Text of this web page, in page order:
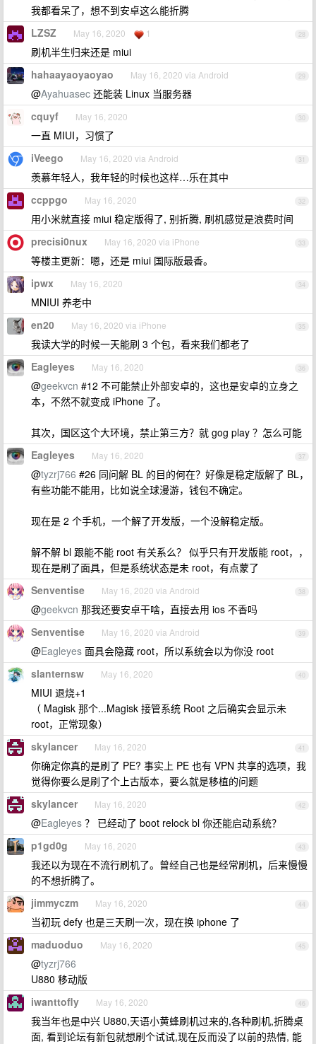
我都看呆了，想不到安卓这么能折腾
28
LZSZ May 16, 2020 1
刷机半生归来还是 miui
29
hahaayaoyaoyao May 16, 2020 via Android
@Ayahuasec 还能装 Linux 当服务器
30
cquyf May 16, 2020
一直 MIUI，习惯了
31
iVeego May 16, 2020 via Android
羡慕年轻人，我年轻的时候也这样…乐在其中
32
ccppgo May 16, 2020
用小米就直接 miui 稳定版得了, 别折腾, 刷机感觉是浪费时间
33
precisi0nux May 16, 2020 via iPhone
等楼主更新：嗯，还是 miui 国际版最香。
34
ipwx May 16, 2020
MNIUI 养老中
35
en20 May 16, 2020 via iPhone
我读大学的时候一天能刷 3 个包，看来我们都老了
36
Eagleyes May 16, 2020
@geekvcn #12 不可能禁止外部安卓的，这也是安卓的立身之
本，不然不就变成 iPhone 了。
其次，国区这个大环境，禁止第三方？就 gog play ？怎么可能
37
Eagleyes May 16, 2020
@tyzrj766 #26 同问解 BL 的目的何在？好像是稳定版解了 BL，
有些功能不能用，比如说全球漫游，钱包不确定。
现在是 2 个手机，一个解了开发版，一个没解稳定版。
解不解 bl 跟能不能 root 有关系么？ 似乎只有开发版能 root，，
现在是刷了面具，但是系统状态是未 root，有点蒙了
38
Senventise May 16, 2020 via Android
@geekvcn 那我还要安卓干啥，直接去用 ios 不香吗
39
Senventise May 16, 2020 via Android
@Eagleyes 面具会隐藏 root，所以系统会以为你没 root
40
slanternsw May 16, 2020
MIUI 退烧+1
（ Magisk 那个...Magisk 接管系统 Root 之后确实会显示未
root，正常现象）
41
skylancer May 16, 2020
你确定你真的是刷了 PE? 事实上 PE 也有 VPN 共享的选项，我
觉得你要么是刷了个上古版本，要么就是移植的问题
42
skylancer May 16, 2020
@Eagleyes ？ 已经动了 boot relock bl 你还能启动系统？
43
p1gd0g May 16, 2020
我还以为现在不流行刷机了。曾经自己也是经常刷机，后来慢慢
的不想折腾了。
44
jimmyczm May 16, 2020
当初玩 defy 也是三天刷一次，现在换 iphone 了
45
maduoduo May 16, 2020
@tyzrj766
U880 移动版
46
iwanttofly May 16, 2020
我当年也是中兴 U880,天语小黄蜂刷机过来的,各种刷机,折腾桌
面, 看到论坛有新包就想刷个试试,现在反而没了以前的热情, 能